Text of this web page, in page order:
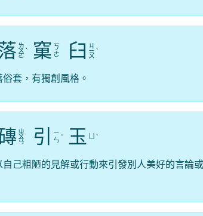
ㄌ
ㄨ
ㄛ
ˋ 窠 ㄎ
ㄜ
臼 ㄐ
ㄧ
ㄡ
ˋ
俗套，有獨創風格。
ㄓ
ㄨ
ㄢ 引
ㄧ
ㄣ ˇ 玉 ˋ
自己粗陋的見解或行動來引發別人美好的言論